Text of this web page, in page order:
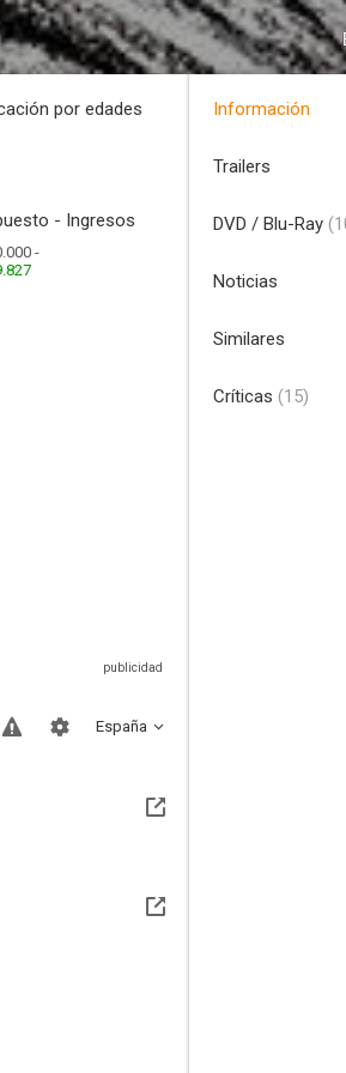
por edades
- Ingresos
-
España
Información
Trailers
DVD / Blu-Ray
Noticias
Similares
Críticas (15)